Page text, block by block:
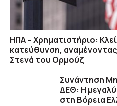
ΗΠΑ – Χρηματιστήριο:
κατεύθυνση, αναμένοντας
Στενά του Ορμούζ
Συνάντηση
ΔΕΘ: Η
στη Βόρεια